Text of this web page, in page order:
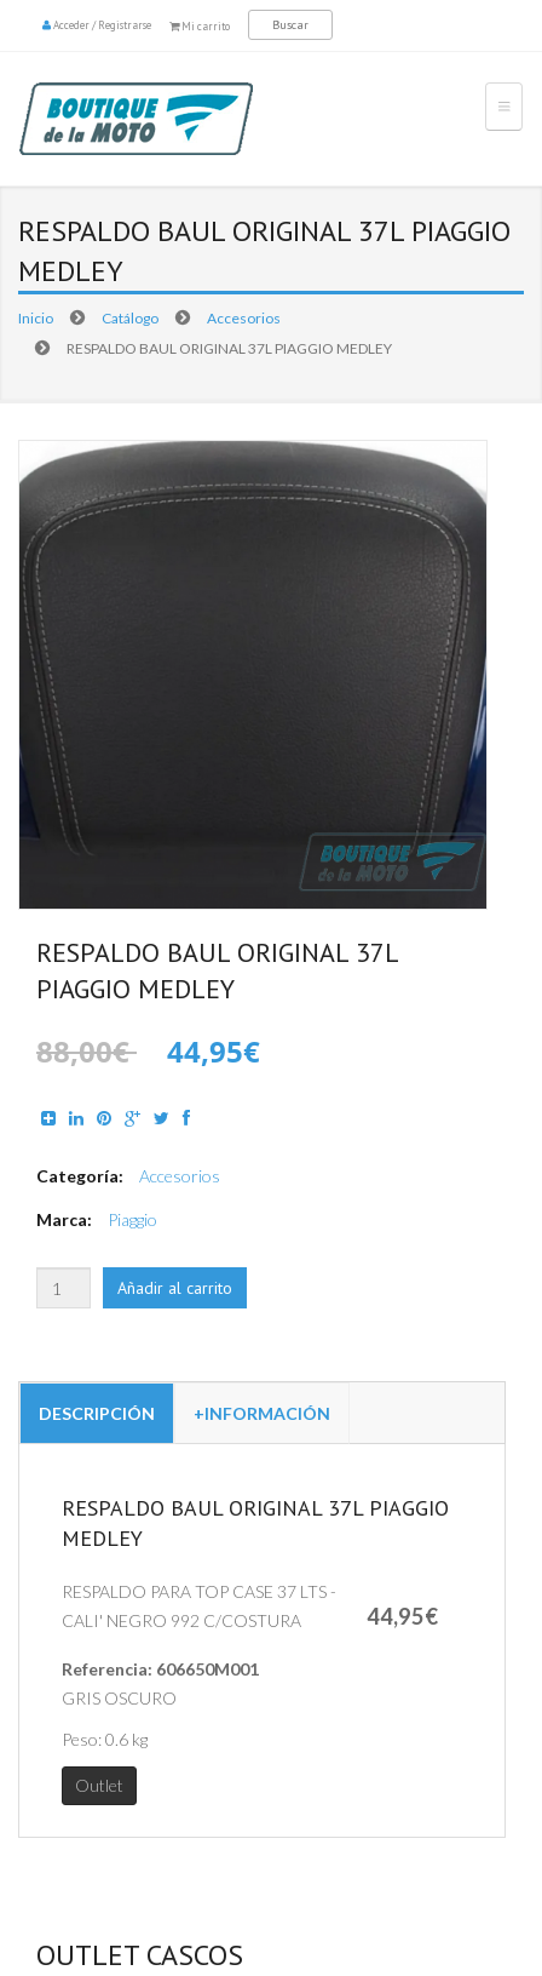
Mi carrito
Acceder/Registrarse
RESPALDO BAUL ORIGINAL 37L PIAGGIO
MEDLEY
Inicio Catálogo
Accesorios
RESPALDO BAUL ORIGINAL 37L PIAGGIO MEDLEY
RESPALDO BAUL ORIGINAL 37L
PIAGGIO MEDLEY
88,00€ 44,95€
Categoría: Accesorios
Marca: Piaggio
DESCRIPCIÓN +INFORMACIÓN
RESPALDO BAUL ORIGINAL 37L PIAGGIO
MEDLEY
44,95€
Referencia: 606650M001
RESPALDO PARA TOP CASE 37 LTS -
CALI' NEGRO 992 C/COSTURA
GRIS OSCURO
Peso:0.6 kg
Outlet
OUTLET CASCOS